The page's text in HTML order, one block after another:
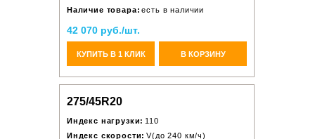
Наличие товара: есть в наличии
42 070 руб./шт.
КУПИТЬ В 1 КЛИК В КОРЗИНУ
275/45R20
Индекс нагрузки: 110
Индекс скорости: V(до 240 км/ч)